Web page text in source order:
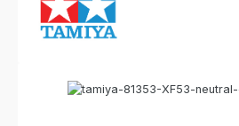
Bildergalerie überspringen